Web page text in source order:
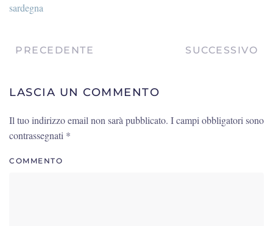
sardegna
PRECEDENTE SUCCESSIVO
LASCIA UN COMMENTO
Il tuo indirizzo email non sarà pubblicato. I campi obbligatori sono
contrassegnati *
COMMENTO